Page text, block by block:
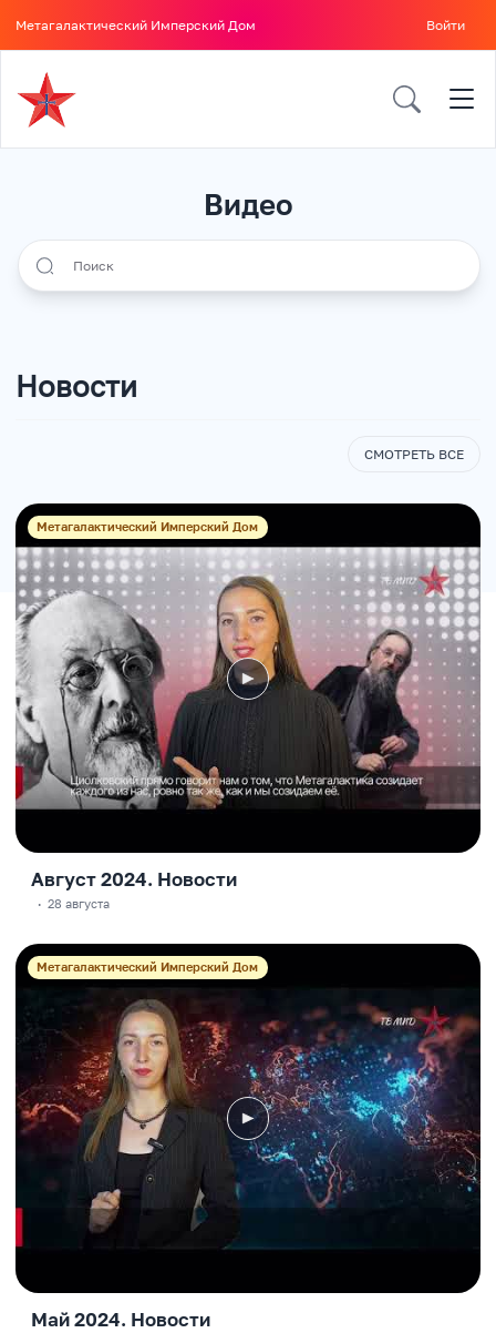
Метагалактический Имперский Дом Войти
Видео
Новости
СМОТРЕТЬ ВСЕ
Метагалактический Имперский Дом
Август 2024. Новости
· 28 августа
Метагалактический Имперский Дом
Май 2024. Новости